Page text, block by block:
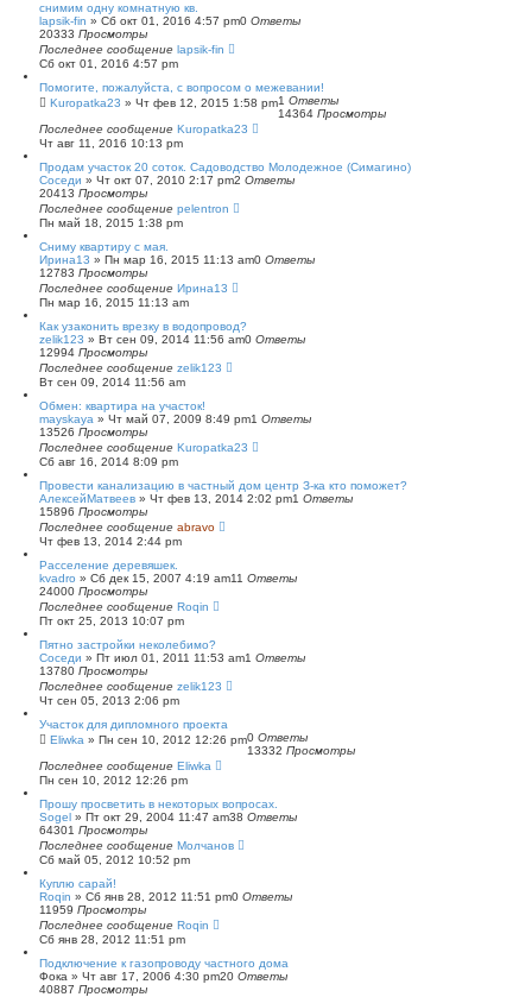
снимим одну комнатную кв.
lapsik-fin » Сб окт 01, 2016 4:57 pm0 Ответы
20333 Просмотры
Последнее сообщение lapsik-fin
Сб окт 01, 2016 4:57 pm
Помогите, пожалуйста, с вопросом о межевании!
Kuropatka23 » Чт фев 12, 2015 1:58 pm1 Ответы
14364 Просмотры
Последнее сообщение Kuropatka23
Чт авг 11, 2016 10:13 pm
Продам участок 20 соток. Садоводство Молодежное (Симагино)
Соседи » Чт окт 07, 2010 2:17 pm2 Ответы
20413 Просмотры
Последнее сообщение pelentron
Пн май 18, 2015 1:38 pm
Сниму квартиру с мая.
Ирина13 » Пн мар 16, 2015 11:13 am0 Ответы
12783 Просмотры
Последнее сообщение Ирина13
Пн мар 16, 2015 11:13 am
Как узаконить врезку в водопровод?
zelik123 » Вт сен 09, 2014 11:56 am0 Ответы
12994 Просмотры
Последнее сообщение zelik123
Вт сен 09, 2014 11:56 am
Обмен: квартира на участок!
mayskaya » Чт май 07, 2009 8:49 pm1 Ответы
13526 Просмотры
Последнее сообщение Kuropatka23
Сб авг 16, 2014 8:09 pm
Провести канализацию в частный дом центр З-ка кто поможет?
АлексейМатвеев » Чт фев 13, 2014 2:02 pm1 Ответы
15896 Просмотры
Последнее сообщение abravo
Чт фев 13, 2014 2:44 pm
Расселение деревяшек.
kvadro » Сб дек 15, 2007 4:19 am11 Ответы
24000 Просмотры
Последнее сообщение Roqin
Пт окт 25, 2013 10:07 pm
Пятно застройки неколебимо?
Соседи » Пт июл 01, 2011 11:53 am1 Ответы
13780 Просмотры
Последнее сообщение zelik123
Чт сен 05, 2013 2:06 pm
Участок для дипломного проекта
Eliwka » Пн сен 10, 2012 12:26 pm0 Ответы
13332 Просмотры
Последнее сообщение Eliwka
Пн сен 10, 2012 12:26 pm
Прошу просветить в некоторых вопросах.
Sogel » Пт окт 29, 2004 11:47 am38 Ответы
64301 Просмотры
Последнее сообщение Молчанов
Сб май 05, 2012 10:52 pm
Куплю сарай!
Roqin » Сб янв 28, 2012 11:51 pm0 Ответы
11959 Просмотры
Последнее сообщение Roqin
Сб янв 28, 2012 11:51 pm
Подключение к газопроводу частного дома
Фока » Чт авг 17, 2006 4:30 pm20 Ответы
40887 Просмотры